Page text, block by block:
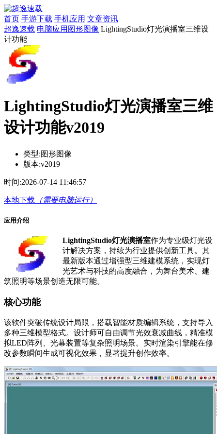
首页 手游下载 手机应用 文章资讯
超逸速载 电脑应用 图形图像 LightingStudio灯光演播室三维设
计功能
LightingStudio灯光演播室三维
设计功能v2019
类型:图形图像
版本:v2019
时间:2026-07-14 11:46:57
本地下载 （需要电脑运行）
应用介绍
LightingStudio灯光演播室作为专业级灯光设
计解决方案，持续为行业提供创新工具。其
最新版本通过增强型三维建模系统，实现灯
光艺术与科技的高度融合，为舞台美术、建
筑照明等场景创造无限可能。
核心功能
该软件突破传统设计局限，搭载智能材质编辑系统，支持导入
多种三维模型格式。设计师可自由调节光效衰减曲线，精准模
拟LED阵列、光幕装置等复杂照明场景。实时渲染引擎能在修
改参数瞬间生成可视化效果，显著提升创作效率。